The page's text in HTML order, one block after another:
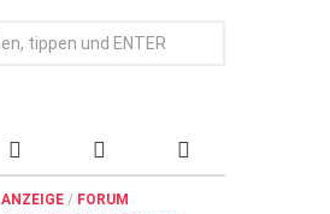
ANZEIGE / FORUM